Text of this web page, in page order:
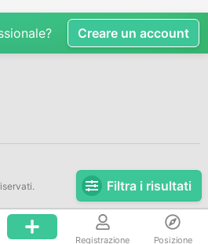
Filtra i risultati
Creare un account
Registrazione Posizione